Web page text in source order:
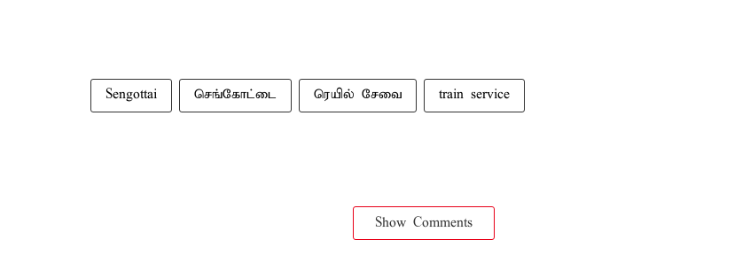
Sengottai செங்கோட்டை ரெயில் சேவை train service
Show Comments